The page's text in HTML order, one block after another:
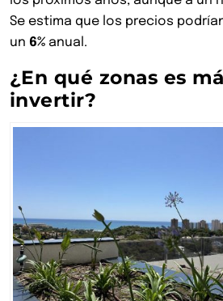
Se estima que los precios
un 6% anual.
¿En qué zonas es
invertir?